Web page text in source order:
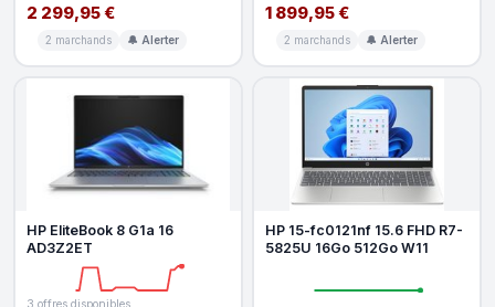
2 299,95 €
2 marchands 🔔 Alerter
1 899,95 €
2 marchands 🔔 Alerter
HP EliteBook 8 G1a 16
AD3Z2ET
3 offres disponibles
HP 15-fc0121nf 15.6 FHD R7-
5825U 16Go 512Go W11